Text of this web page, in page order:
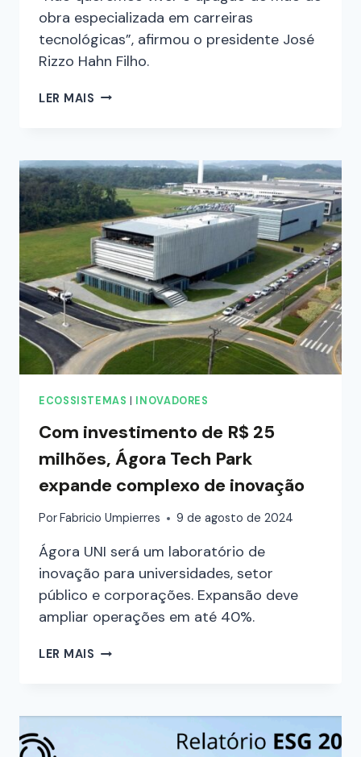
obra especializada em carreiras
tecnológicas”, afirmou o presidente José
Rizzo Hahn Filho.
LER MAIS
ECOSSISTEMAS INOVADORES
Com investimento de R$ 25
milhões, Ágora Tech Park
expande complexo de inovação
PorFabricio Umpierres 9 de agosto de 2024
Ágora UNI será um laboratório de
inovação para universidades, setor
público e corporações. Expansão deve
ampliar operações em até 40%.
LER MAIS